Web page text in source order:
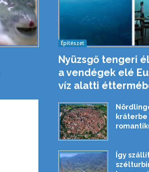
Építészet
Nyüzsgő tengeri
a vendégek elé
víz alatti
Így